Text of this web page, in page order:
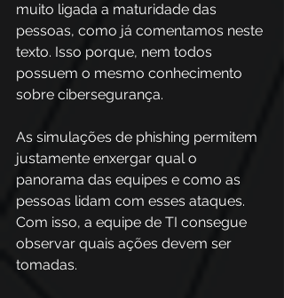
muito ligada a maturidade das
pessoas, como já comentamos neste
texto. Isso porque, nem todos
possuem o mesmo conhecimento
sobre cibersegurança.
As simulações de phishing permitem
justamente enxergar qual o
panorama das equipes e como as
pessoas lidam com esses ataques.
Com isso, a equipe de TI consegue
observar quais ações devem ser
tomadas.